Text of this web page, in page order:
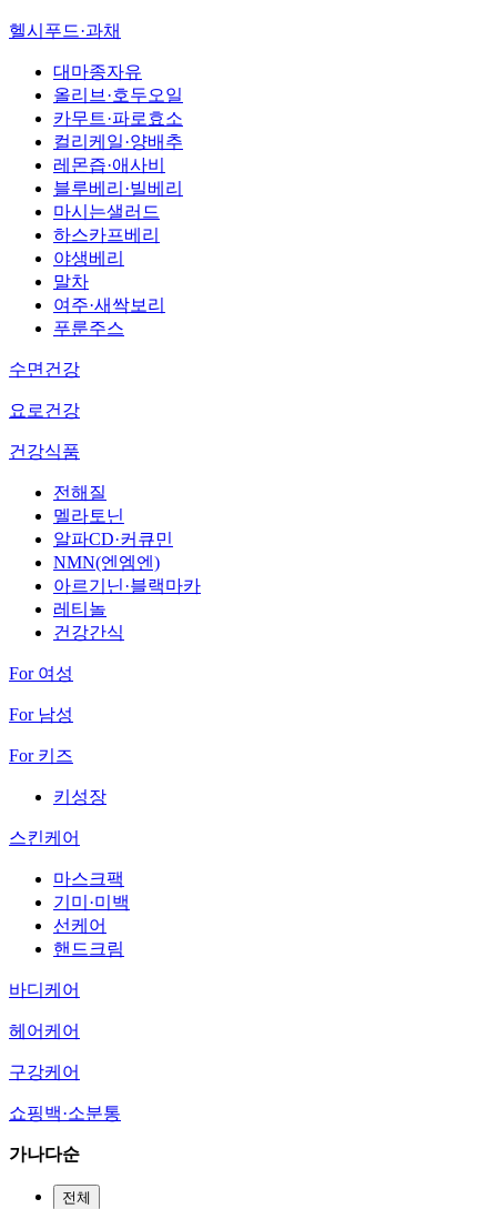
헬시푸드·과채
대마종자유
올리브·호두오일
카무트·파로효소
컬리케일·양배추
레몬즙·애사비
블루베리·빌베리
마시는샐러드
하스카프베리
야생베리
말차
여주·새싹보리
푸룬주스
수면건강
요로건강
건강식품
전해질
멜라토닌
알파CD·커큐민
NMN(엔엠엔)
아르기닌·블랙마카
레티놀
건강간식
For 여성
For 남성
For 키즈
키성장
스킨케어
마스크팩
기미·미백
선케어
핸드크림
바디케어
헤어케어
구강케어
쇼핑백·소분통
가나다순
전체